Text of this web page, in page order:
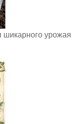
шикарного урожая